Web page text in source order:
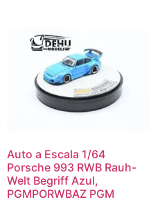
Auto a Escala 1/64
Porsche 993 RWB Rauh-
Welt Begriff Azul,
PGMPORWBAZ PGM